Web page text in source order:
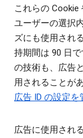
これらの Cookie
ユーザーの選択
ズにも使用され
持期間は 90 日
の技術も、広告
用されることが
広告 ID の設定を
広告に使用され